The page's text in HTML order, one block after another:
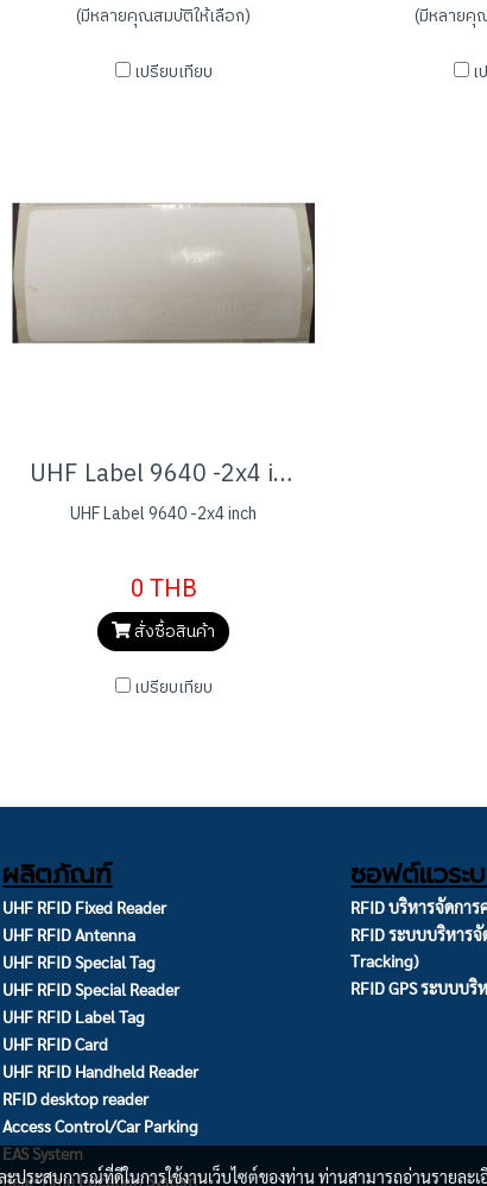
(มีหลายคุณสมบัติให้เลือก)
เปรียบเทียบ
(มีหลายคุ
เ
UHF Label 9640 -2x4 inch
UHF Label 9640 -2x4 inch
0 THB
สั่งซื้อสินค้า
เปรียบเทียบ
ผลิตภัณฑ์
UHF RFID Fixed Reader
UHF RFID Antenna
UHF RFID Special Tag
UHF RFID Special Reader
UHF RFID Label Tag
UHF RFID Card
UHF RFID Handheld Reader
RFID desktop reader
Access Control/Car Parking
EAS System
Real-Time Location System
ซอฟต์แวระ
RFID บริหารจัดการ
RFID ระบบบริหาร
Tracking)
RFID GPS ระบบบริ
ประสบการณ์ที่ดีในการใช้งานเว็บไซต์ของท่าน ท่านสามารถอ่านรายละเ